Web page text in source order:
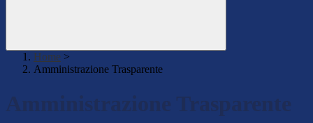
Home >
Amministrazione Trasparente
Amministrazione Trasparente